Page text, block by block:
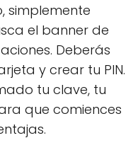
simplemente
el banner de
Deberás
y crear tu PIN.
tu clave, tu
que comiences